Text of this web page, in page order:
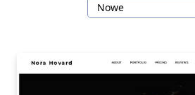
Nowe